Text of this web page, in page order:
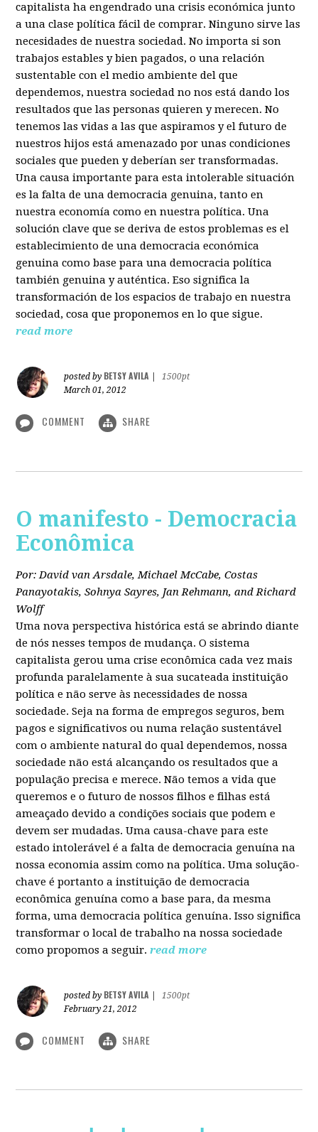
capitalista ha engendrado una crisis económica junto
a una clase política fácil de comprar. Ninguno sirve las
necesidades de nuestra sociedad. No importa si son
trabajos estables y bien pagados, o una relación
sustentable con el medio ambiente del que
dependemos, nuestra sociedad no nos está dando los
resultados que las personas quieren y merecen. No
tenemos las vidas a las que aspiramos y el futuro de
nuestros hijos está amenazado por unas condiciones
sociales que pueden y deberían ser transformadas.
Una causa importante para esta intolerable situación
es la falta de una democracia genuina, tanto en
nuestra economía como en nuestra política. Una
solución clave que se deriva de estos problemas es el
establecimiento de una democracia económica
genuina como base para una democracia política
también genuina y auténtica. Eso significa la
transformación de los espacios de trabajo en nuestra
sociedad, cosa que proponemos en lo que sigue.
read more
posted by BETSY AVILA
1500pt
March 01, 2012
COMMENT SHARE
O manifesto - Democracia
Econômica
Por: David van Arsdale, Michael McCabe, Costas
Panayotakis, Sohnya Sayres, Jan Rehmann, and Richard
Wolff
Uma nova perspectiva histórica está se abrindo diante
de nós nesses tempos de mudança. O sistema
capitalista gerou uma crise econômica cada vez mais
profunda paralelamente à sua sucateada instituição
política e não serve às necessidades de nossa
sociedade. Seja na forma de empregos seguros, bem
pagos e significativos ou numa relação sustentável
com o ambiente natural do qual dependemos, nossa
sociedade não está alcançando os resultados que a
população precisa e merece. Não temos a vida que
queremos e o futuro de nossos filhos e filhas está
ameaçado devido a condições sociais que podem e
devem ser mudadas. Uma causa-chave para este
estado intolerável é a falta de democracia genuína na
nossa economia assim como na política. Uma solução-
chave é portanto a instituição de democracia
econômica genuína como a base para, da mesma
forma, uma democracia política genuína. Isso significa
transformar o local de trabalho na nossa sociedade
como propomos a seguir. read more
posted by BETSY AVILA
1500pt
February 21, 2012
COMMENT SHARE